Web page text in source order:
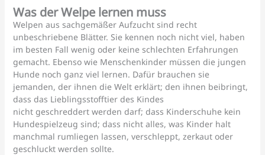
Was der Welpe lernen muss
Welpen aus sachgemäßer Aufzucht sind recht
unbeschriebene Blätter. Sie kennen noch nicht viel, haben
im besten Fall wenig oder keine schlechten Erfahrungen
gemacht. Ebenso wie Menschenkinder müssen die jungen
Hunde noch ganz viel lernen. Dafür brauchen sie
jemanden, der ihnen die Welt erklärt; den ihnen beibringt,
dass das Lieblingsstofftier des Kindes
nicht geschreddert werden darf; dass Kinderschuhe kein
Hundespielzeug sind; dass nicht alles, was Kinder halt
manchmal rumliegen lassen, verschleppt, zerkaut oder
geschluckt werden sollte.